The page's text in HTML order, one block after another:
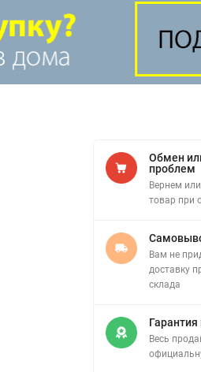
Обмен
проблем
Вернем
товар при
Вам не
доставку
склада
Гарантия
Весь